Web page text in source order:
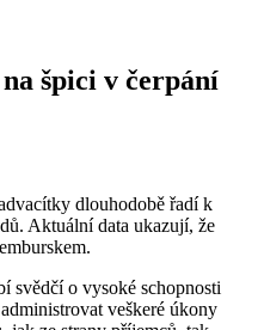
špici v čerpání
dlouhodobě řadí k
Aktuální data ukazují, že
svědčí o vysoké schopnosti
veškeré úkony